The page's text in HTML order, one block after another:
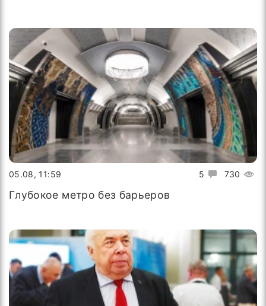
5 730
05.08, 11:59
Глубокое метро без барьеров